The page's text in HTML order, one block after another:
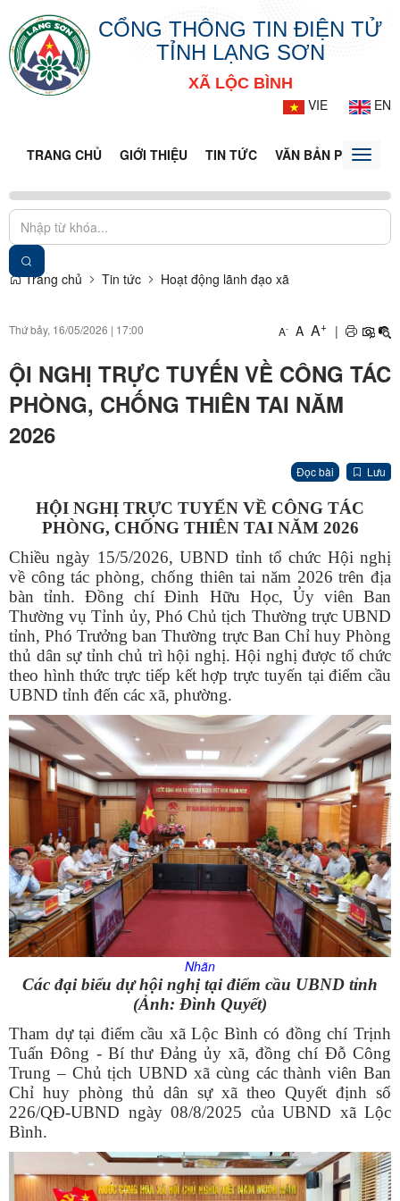
CỔNG THÔNG TIN ĐIỆN TỬ
TỈNH LẠNG SƠN
XÃ LỘC BÌNH
VIE
EN
TRANG CHỦ GIỚI THIỆU TIN TỨC VĂN BẢN PHÁPToggle
Trang chủ Tin tức Hoạt động lãnh đạo xã
Thứ bảy, 16/05/2026 | 17:00 A- A A+ |
ỘI NGHỊ TRỰC TUYẾN VỀ CÔNG TÁC
PHÒNG, CHỐNG THIÊN TAI NĂM
2026
Đọc bài Lưu
HỘI NGHỊ TRỰC TUYẾN VỀ CÔNG TÁC
PHÒNG, CHỐNG THIÊN TAI NĂM 2026
Chiều ngày 15/5/2026, UBND tỉnh tổ chức Hội nghị
về công tác phòng, chống thiên tai năm 2026 trên địa
bàn tỉnh. Đồng chí Đinh Hữu Học, Ủy viên Ban
Thường vụ Tỉnh ủy, Phó Chủ tịch Thường trực UBND
tỉnh, Phó Trưởng ban Thường trực Ban Chỉ huy Phòng
thủ dân sự tỉnh chủ trì hội nghị. Hội nghị được tổ chức
theo hình thức trực tiếp kết hợp trực tuyến tại điểm cầu
UBND tỉnh đến các xã, phường.
Nhãn
Các đại biểu dự hội nghị tại điểm cầu UBND tỉnh
(Ảnh: Đình Quyết)
Tham dự tại điểm cầu xã Lộc Bình có đồng chí Trịnh
Tuấn Đông - Bí thư Đảng ủy xã, đồng chí Đỗ Công
Trung – Chủ tịch UBND xã cùng các thành viên Ban
Chỉ huy phòng thủ dân sự xã theo Quyết định số
226/QĐ-UBND ngày 08/8/2025 của UBND xã Lộc
Bình.